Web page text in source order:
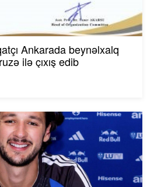
Ankarada beynəlxalq
ilə çıxış edib